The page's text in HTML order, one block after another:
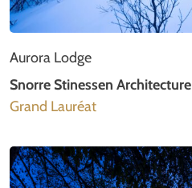
Aurora Lodge
Snorre Stinessen Architecture
Grand Lauréat